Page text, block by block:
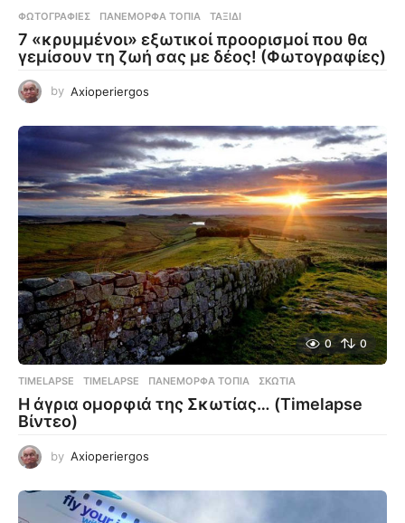
ΦΩΤΟΓΡΑΦΊΕΣ ΠΑΝΈΜΟΡΦΑ ΤΟΠΊΑ ,ΤΑΞΊΔΙ
7 «κρυμμένοι» εξωτικοί προορισμοί που θα
γεμίσουν τη ζωή σας με δέος! (Φωτογραφίες)
by Axioperiergos
0 0
TIMELAPSE TIMELAPSE ,ΠΑΝΈΜΟΡΦΑ ΤΟΠΊΑ ,ΣΚΩΤΊΑ
Η άγρια ομορφιά της Σκωτίας… (Timelapse
Βίντεο)
by Axioperiergos